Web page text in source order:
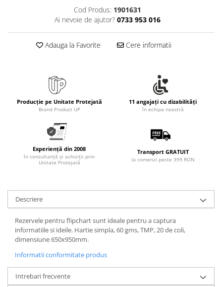
Foarfece pentru birou
Curatenie si igiena
Produse Antibacteriene
Articole pentru bucatarie
Maturi, mopuri si galeti
Hartie igienica, prosoape hartie si
Articole pentru rufe, casa,
geamuri, mobila
Articole pentru birou, suprafete,
Saci de gunoi
Tipografie si stampile
Formulare tipizate
Caiete si blocnotesuri
personalizate
Stampile, tusiere si tus
Cod Produs: 1901631
Ai nevoie de ajutor? 0733 953 016
Adauga la Favorite Cere informatii
Producție pe Unitate Protejată
Brand Product UP
11 angajați cu dizabilități
în echipa noastră
Experiență din 2008
în consultanță și achiziții prin
Unitate Protejată
Transport GRATUIT
la comenzi peste 399 RON
Descriere
Rezervele pentru flipchart sunt ideale pentru a captura
informatiile si ideile. Hartie simpla, 60 gms, TMP, 20 de coli,
dimensiune 650x950mm.
Informatii conformitate produs
Intrebari frecvente